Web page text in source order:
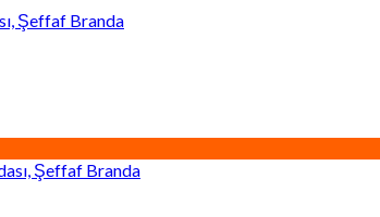
Şeffaf Branda